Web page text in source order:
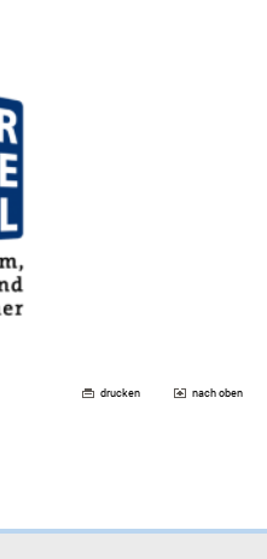
drucken nach oben